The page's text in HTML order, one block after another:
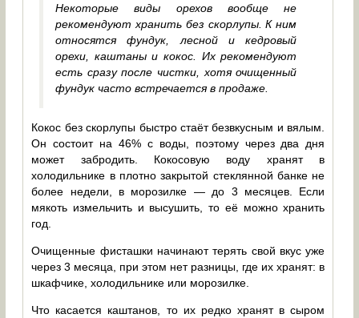
Некоторые виды орехов вообще не
рекомендуют хранить без скорлупы. К ним
относятся фундук, лесной и кедровый
орехи, каштаны и кокос. Их рекомендуют
есть сразу после чистки, хотя очищенный
фундук часто встречается в продаже.
Кокос без скорлупы быстро стаёт безвкусным и вялым.
Он состоит на 46% с воды, поэтому через два дня
может забродить. Кокосовую воду хранят в
холодильнике в плотно закрытой стеклянной банке не
более недели, в морозилке — до 3 месяцев. Если
мякоть измельчить и высушить, то её можно хранить
год.
Очищенные фисташки начинают терять свой вкус уже
через 3 месяца, при этом нет разницы, где их хранят: в
шкафчике, холодильнике или морозилке.
Что касается каштанов, то их редко хранят в сыром